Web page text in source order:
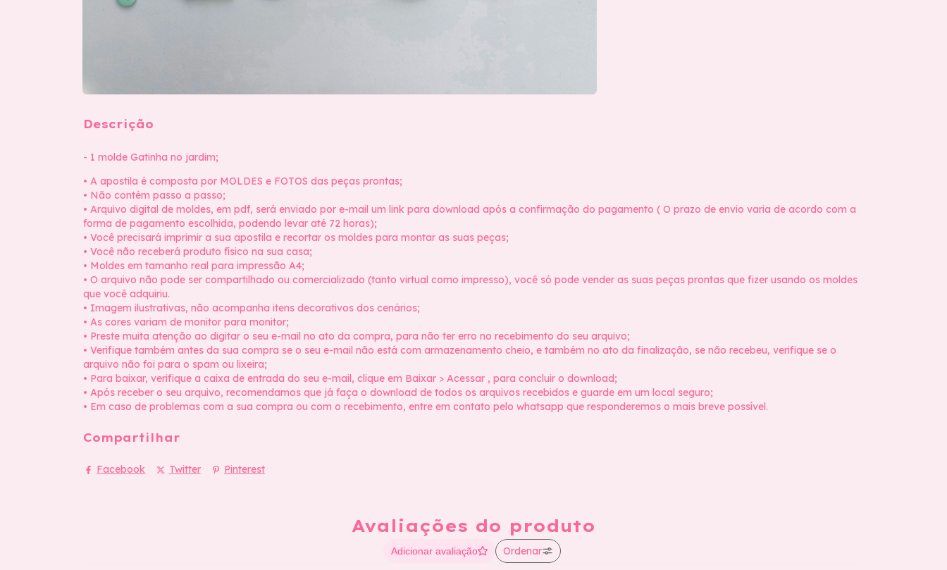
Descrição
- 1 molde Gatinha no jardim;
• A apostila é composta por MOLDES e FOTOS das peças prontas;
• Não contém passo a passo;
• Arquivo digital de moldes, em pdf, será enviado por e-mail um link para download após a confirmação do pagamento ( O prazo de envio varia de acordo com a
forma de pagamento escolhida, podendo levar até 72 horas);
• Você precisará imprimir a sua apostila e recortar os moldes para montar as suas peças;
• Você não receberá produto físico na sua casa;
• Moldes em tamanho real para impressão A4;
• O arquivo não pode ser compartilhado ou comercializado (tanto virtual como impresso), você só pode vender as suas peças prontas que fizer usando os moldes
que você adquiriu.
• Imagem ilustrativas, não acompanha itens decorativos dos cenários;
• As cores variam de monitor para monitor;
• Preste muita atenção ao digitar o seu e-mail no ato da compra, para não ter erro no recebimento do seu arquivo;
• Verifique também antes da sua compra se o seu e-mail não está com armazenamento cheio, e também no ato da finalização, se não recebeu, verifique se o
arquivo não foi para o spam ou lixeira;
• Para baixar, verifique a caixa de entrada do seu e-mail, clique em Baixar > Acessar , para concluir o download;
• Após receber o seu arquivo, recomendamos que já faça o download de todos os arquivos recebidos e guarde em um local seguro;
• Em caso de problemas com a sua compra ou com o recebimento, entre em contato pelo whatsapp que responderemos o mais breve possível.
Compartilhar
Facebook Twitter Pinterest
Avaliações do produto
Adicionar avaliação Ordenar